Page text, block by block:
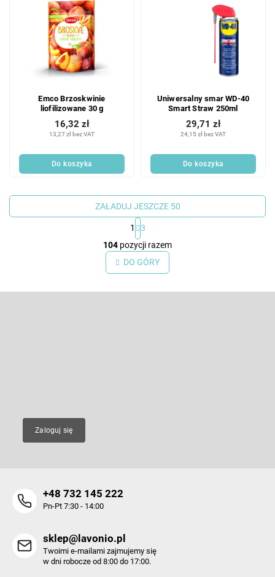
Emco Brzoskwinie
liofilizowane 30 g
13,27 zł bez VAT
16,32 zł
Do koszyka
Uniwersalny smar WD-40
Smart Straw 250ml
24,15 zł bez VAT
29,71 zł
Do koszyka
K
o
n
t
ZAŁADUJ JESZCZE 50
1
3
104 pozycji razem
DO GÓRY
Zaloguj się
+48 732 145 222
Pn-Pt 7:30 - 14:00
sklep@lavonio.pl
Twoimi e-mailami zajmujemy się
w dni robocze od 8:00 do 17:00.